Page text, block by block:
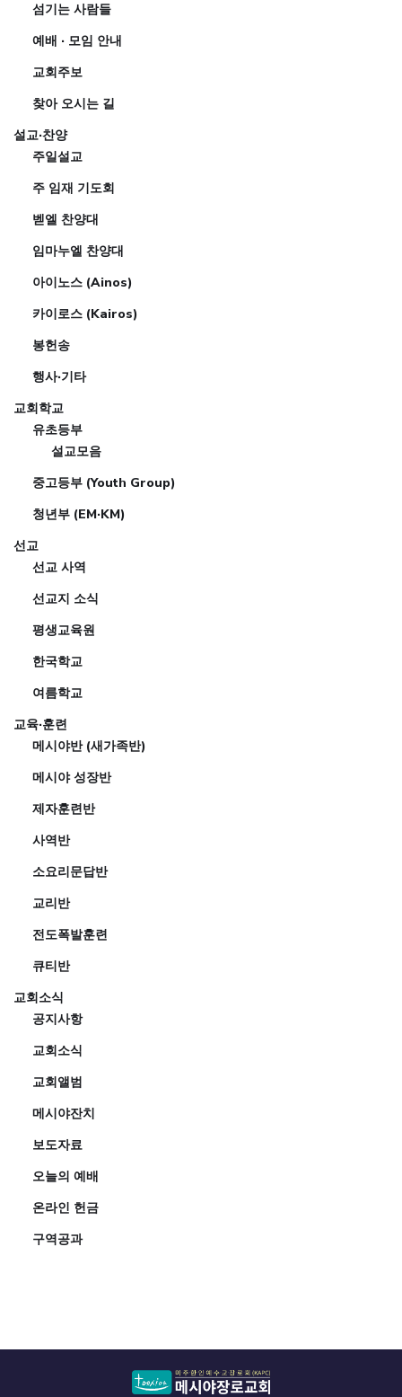
섬기는 사람들
예배 · 모임 안내
교회주보
찾아 오시는 길
설교·찬양
주일설교
주 임재 기도회
벧엘 찬양대
임마누엘 찬양대
아이노스 (Ainos)
카이로스 (Kairos)
봉헌송
행사·기타
교회학교
유초등부
설교모음
중고등부 (Youth Group)
청년부 (EM·KM)
선교
선교 사역
선교지 소식
평생교육원
한국학교
여름학교
교육·훈련
메시야반 (새가족반)
메시야 성장반
제자훈련반
사역반
소요리문답반
교리반
전도폭발훈련
큐티반
교회소식
공지사항
교회소식
교회앨범
메시야잔치
보도자료
오늘의 예배
온라인 헌금
구역공과